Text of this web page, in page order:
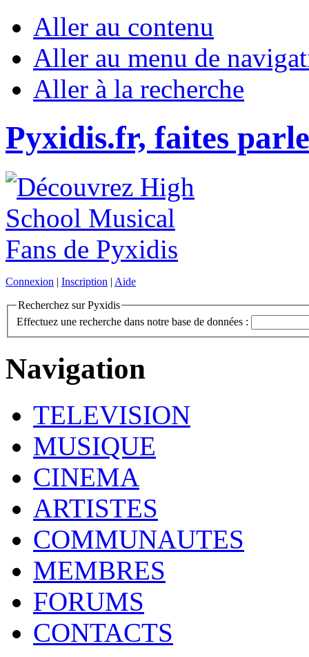
Aller au contenu
Aller au menu de
Aller à la recherche
Pyxidis.fr, faites
Connexion | Inscription | Aide
Recherchez sur Pyxidis
Effectuez une recherche dans notre base de données :
Navigation
TELEVISION
MUSIQUE
CINEMA
ARTISTES
COMMUNAUTES
MEMBRES
FORUMS
CONTACTS